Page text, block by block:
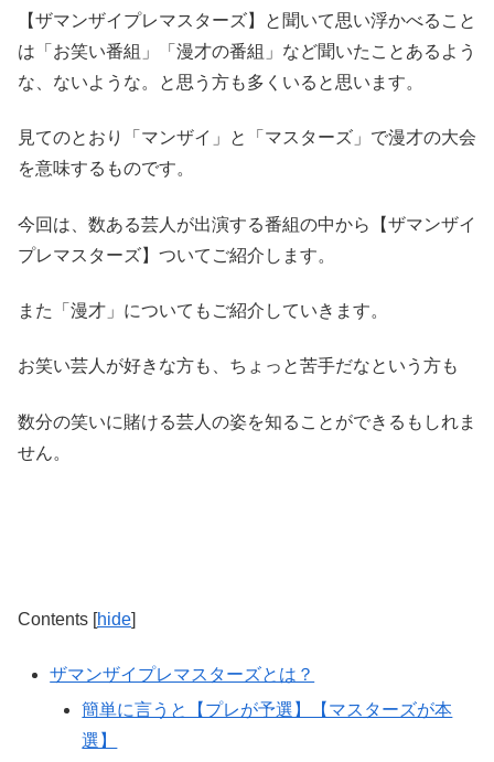
【ザマンザイプレマスターズ】と聞いて思い浮かべること
は「お笑い番組」「漫才の番組」など聞いたことあるよう
な、ないような。と思う方も多くいると思います。
見てのとおり「マンザイ」と「マスターズ」で漫才の大会
を意味するものです。
今回は、数ある芸人が出演する番組の中から【ザマンザイ
プレマスターズ】ついてご紹介します。
また「漫才」についてもご紹介していきます。
お笑い芸人が好きな方も、ちょっと苦手だなという方も
数分の笑いに賭ける芸人の姿を知ることができるもしれま
せん。
Contents [hide]
ザマンザイプレマスターズとは？
簡単に言うと【プレが予選】【マスターズが本
選】